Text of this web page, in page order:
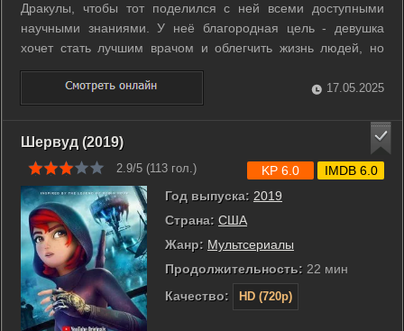
Дракулы, чтобы тот поделился с ней всеми доступными
научными знаниями. У неё благородная цель - девушка
хочет стать лучшим врачом и облегчить жизнь людей, но
местные не оценили рвения, и вот уже Лизу сжигают на
костре за колдовство. Взбешённый Дракула решает мстить
за любимую - он даёт жителям ...
17.05.2025
Шервуд (2019)
2.9/5 (113 гол.)
Год выпуска: 2019
Страна: США
Жанр: Мультсериалы
Продолжительность: 22 мин
Качество:
HD (720p)
KP 6.0 IMDB 6.0